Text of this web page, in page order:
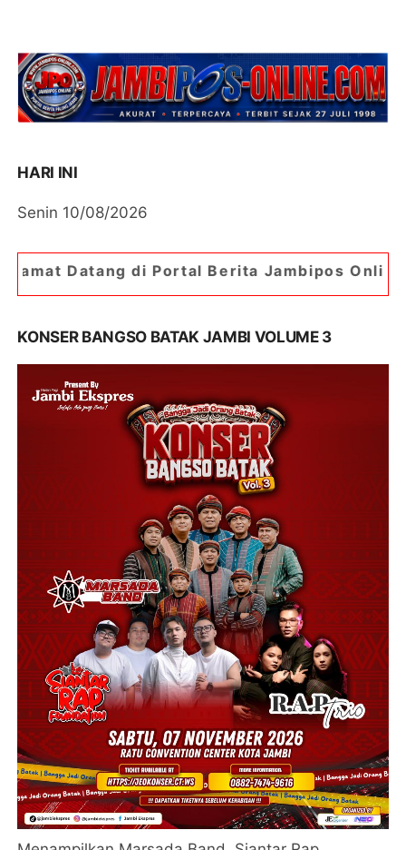
HARI INI
Senin 10/08/2026
Portal Berita Jambipos Online. Portal Berita
KONSER BANGSO BATAK JAMBI VOLUME 3